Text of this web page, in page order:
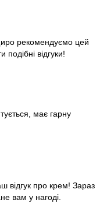
рекомендуємо цей
відгуки!
має гарну
відгук про крем! Зараз
вам у нагоді.